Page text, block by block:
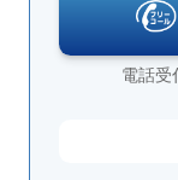
電話受